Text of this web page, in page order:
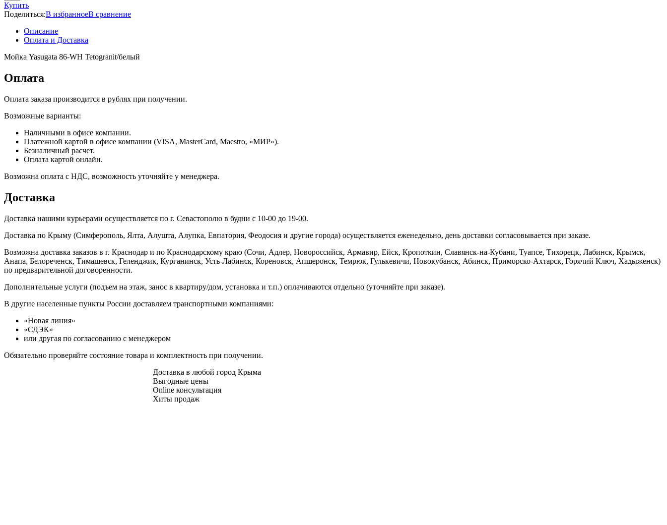
Купить
Поделиться:В избранноеВ сравнение
Описание
Оплата и Доставка
Мойка Yasugata 86-WH Tetogranit/белый
Оплата
Оплата заказа производится в рублях при получении.
Возможные варианты:
Наличными в офисе компании.
Платежной картой в офисе компании (VISA, MasterCard, Maestro, «МИР»).
Безналичный расчет.
Оплата картой онлайн.
Возможна оплата с НДС, возможность уточняйте у менеджера.
Доставка
Доставка нашими курьерами осуществляется по г. Севастополю в будни с 10-00 до 19-00.
Доставка по Крыму (Симферополь, Ялта, Алушта, Алупка, Евпатория, Феодосия и другие города) осуществляется еженедельно, день доставки согласовывается при заказе.
Возможна доставка заказов в г. Краснодар и по Краснодарскому краю (Сочи, Адлер, Новороссийск, Армавир, Ейск, Кропоткин, Славянск-на-Кубани, Туапсе, Тихорецк, Лабинск, Крымск,
Анапа, Белореченск, Тимашевск, Геленджик, Курганинск, Усть-Лабинск, Кореновск, Апшеронск, Темрюк, Гулькевичи, Новокубанск, Абинск, Приморско-Ахтарск, Горячий Ключ, Хадыженск)
по предварительной договоренности.
Дополнительные услуги (подъем на этаж, занос в квартиру/дом, установка и т.п.) оплачиваются отдельно (уточняйте при заказе).
В другие населенные пункты России доставляем транспортными компаниями:
«Новая линия»
«СДЭК»
или другая по согласованию с менеджером
Обязательно проверяйте состояние товара и комплектность при получении.
Доставка в любой город Крыма
Выгодные цены
Online консультация
Хиты продаж